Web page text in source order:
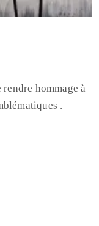
hommage à
.